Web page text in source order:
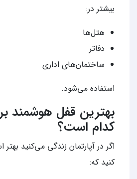
بیشتر در:
هتل‌ها
دفاتر
ساختمان‌های اداری
استفاده می‌شود.
بهترین قفل هوشمند
کدام است؟
اگر در آپارتمان زندگی می‌کنید
کنید که: